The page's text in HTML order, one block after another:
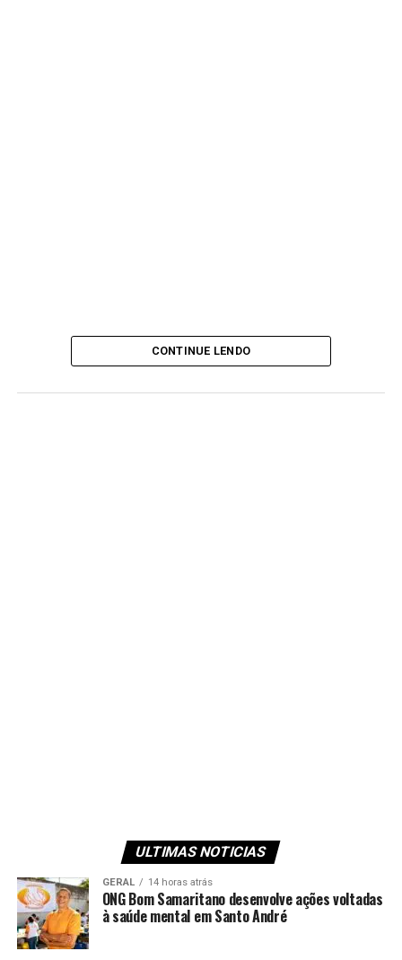
CONTINUE LENDO
ULTIMAS NOTICIAS
GERAL 14 horas atrás
ONG Bom Samaritano desenvolve ações voltadas
à saúde mental em Santo André